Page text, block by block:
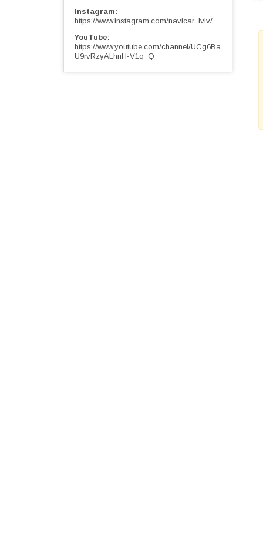
Instagram
https://www.instagram.com/navicar_lviv/
YouTube
https://www.youtube.com/channel/UCg6Ba
U9rvRzyALhnH-V1q_Q